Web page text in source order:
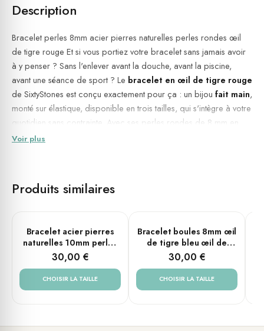
Description
Bracelet perles 8mm acier pierres naturelles perles rondes œil
de tigre rouge Et si vous portiez votre bracelet sans jamais avoir
à y penser ? Sans l'enlever avant la douche, avant la piscine,
avant une séance de sport ? Le bracelet en œil de tigre rouge
de SixtyStones est conçu exactement pour ça : un bijou fait main,
monté sur élastique, disponible en trois tailles, qui s'intègre à votre
quotidien sans contrainte. Avec ses perles rondes de 8 mm en
pierre naturelle
💎 Le bijou en détail
Pierre :œil de tigre rouge
, pierre naturelle
Diamètre des perles : 8 mm
Matière : acier argenté, pierre naturelle
Couleur du métal : argenté
Voir plus
Produits similaires
PLUSIEURS TAILLES
Bracelet acier pierres
naturelles 10mm perles
rondes œil de tigre
rouge bleu et jaune
30,00 €
CHOISIR LA TAILLE
PLUSIEURS TAILLES
Bracelet boules 8mm œil
de tigre bleu œil de
faucon pierres naturelles
croix rock
30,00 €
CHOISIR LA TAILLE